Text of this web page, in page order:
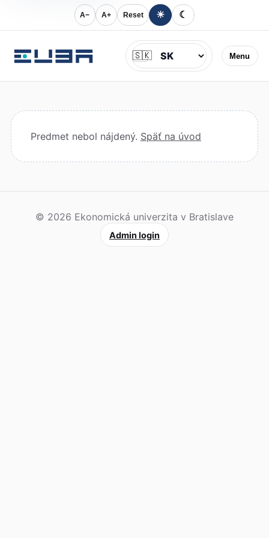
A− A+ Reset ☀ ☾
Menu
Jazyk
🇸🇰
Predmet nebol nájdený. Späť na úvod
© 2026 Ekonomická univerzita v Bratislave
Admin login